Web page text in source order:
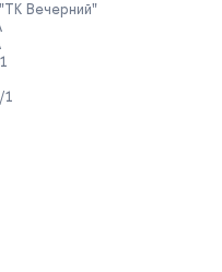
Вечерний"
1